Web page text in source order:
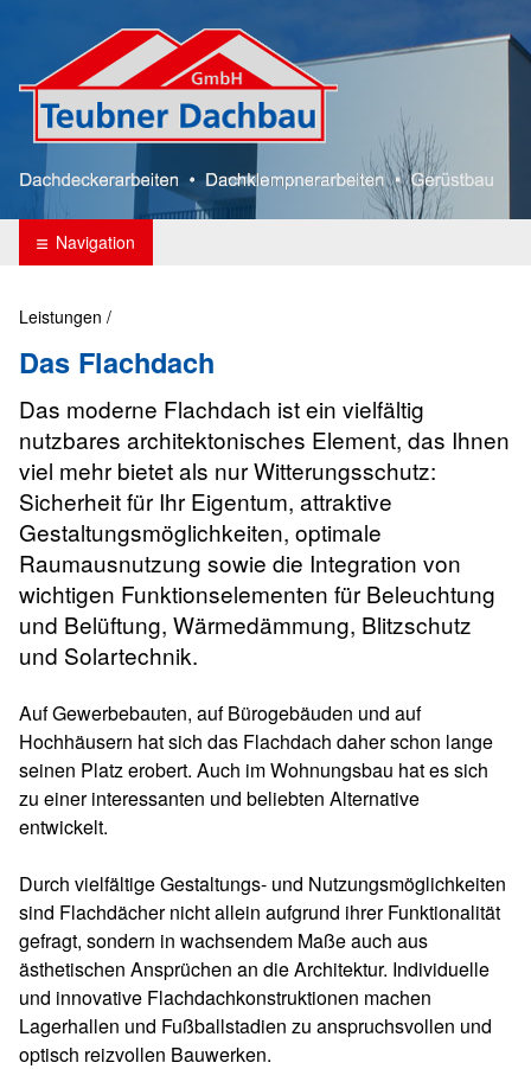
Teubner Dachbau
Navigation
Leistungen /
Das Flachdach
Das moderne Flachdach ist ein vielfältig
nutzbares architektonisches Element, das Ihnen
viel mehr bietet als nur Witterungsschutz:
Sicherheit für Ihr Eigentum, attraktive
Gestaltungsmöglichkeiten, optimale
Raumausnutzung sowie die Integration von
wichtigen Funktionselementen für Beleuchtung
und Belüftung, Wärmedämmung, Blitzschutz
und Solartechnik.
Auf Gewerbebauten, auf Bürogebäuden und auf
Hochhäusern hat sich das Flachdach daher schon lange
seinen Platz erobert. Auch im Wohnungsbau hat es sich
zu einer interessanten und beliebten Alternative
entwickelt.
Durch vielfältige Gestaltungs- und Nutzungsmöglichkeiten
sind Flachdächer nicht allein aufgrund ihrer Funktionalität
gefragt, sondern in wachsendem Maße auch aus
ästhetischen Ansprüchen an die Architektur. Individuelle
und innovative Flachdachkonstruktionen machen
Lagerhallen und Fußballstadien zu anspruchsvollen und
optisch reizvollen Bauwerken.